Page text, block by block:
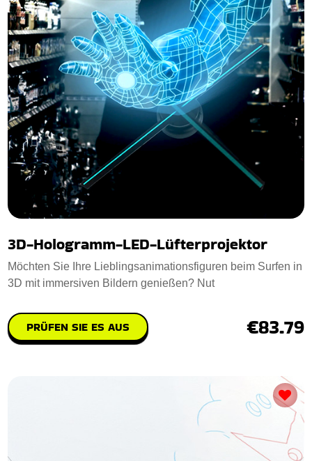
3D-Hologramm-LED-Lüfterprojektor
Möchten Sie Ihre Lieblingsanimationsfiguren beim Surfen in
3D mit immersiven Bildern genießen? Nut
PRÜFEN SIE ES AUS €83.79